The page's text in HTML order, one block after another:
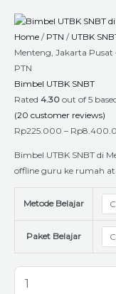
content
Home / PTN / UTBK
Menteng, Jakarta
PTN
Bimbel UTBK SNBT
Rated 4.30 out of 5
(20 customer reviews)
Rp225.000 – Rp
Bimbel UTBK SNBT di
offline guru ke rumah
Metode Belajar
Paket Belajar
UTBK
SNBT
di
Menteng,
Jakarta
Pusat
–
Les
quantity